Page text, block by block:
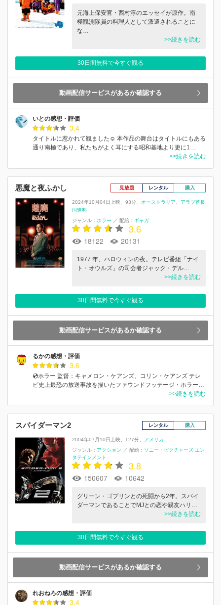
元海上保安官・西村淳のエッセイが原作。南
極観測隊員の料理人として派遣されることに
な…
>>続きを読む
30日間無料で今すぐ観る
動画配信サービスがあるか確認する
いとの感想・評価
3.4
タイトルに惹かれて観ました☺️ 本作品の舞台はタイトルにもある
通り南極であり、私たちがよく耳にする昭和基地より更に1…
>>続きを読む
悪魔と夜ふかし 見放題 レンタル 購入
2024年10月04日上映 93分 オーストラリア
アラブ首長
国連邦
ジャンル： ホラー ／ 配給： ギャガ
3.6
18122 20131
1977 年、ハロウィンの夜。テレビ番組「ナイ
ト・オウルズ」の司会者ジャック・デル…
>>続きを読む
30日間無料で今すぐ観る
動画配信サービスがあるか確認する
るかの感想・評価
3.6
💿ホラー 監督：キャメロン・ケアンズ、コリン・ケアンズ テレ
ビ史上最恐の放送事故を描いたファウンドフッテージ・ホラー…
>>続きを読む
スパイダーマン2 レンタル 購入
2004年07月10日上映 127分
アメリカ
ジャンル： アクション ／ 配給： ソニー・ピクチャーズ エン
タテインメント
3.8
150607 10642
グリーン・ゴブリンとの死闘から2年。スパイ
ダーマンであることでMJとの恋や親友ハリ…
>>続きを読む
30日間無料で今すぐ観る
動画配信サービスがあるか確認する
れおねろの感想・評価
3.4